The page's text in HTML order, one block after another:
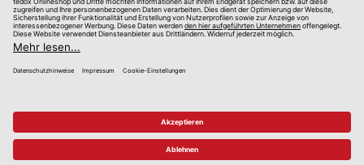
© 2026 tedox KG
Impressum
AGB
Datenschutz
Hinweisgebersystem